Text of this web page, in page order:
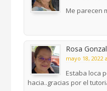
Me parecen
Rosa
mayo 18, 2022
Estaba loca
hacia..gracias por el